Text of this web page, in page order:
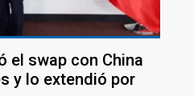
el swap con China
y lo extendió por